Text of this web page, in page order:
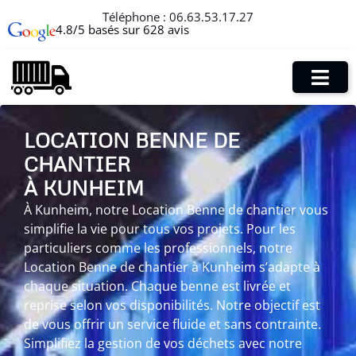
Téléphone : 06.63.53.17.27
4.8/5 basés sur 628 avis
LOCATION BENNE DE
CHANTIER
À KUNHEIM
À Kunheim, notre Location Benne de chantier vous
simplifie la vie pour tous vos projets. Pour les
particuliers comme les professionnels, notre
Location Benne de chantier à Kunheim s’adapte à
chaque situation. Chaque benne est livrée et
reprise selon vos disponibilités. Notre objectif est
de vous offrir un service fluide et sans contrainte.
Simplifiez la gestion de vos déchets avec notre